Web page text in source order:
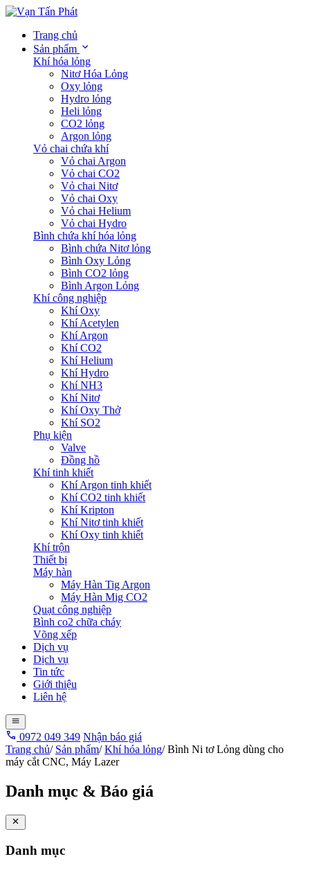
Trang chủ
Sản phẩm
Khí hóa lỏng
Nitơ Hóa Lỏng
Oxy lỏng
Hydro lỏng
Heli lỏng
CO2 lỏng
Argon lỏng
Vỏ chai chứa khí
Vỏ chai Argon
Vỏ chai CO2
Vỏ chai Nitơ
Vỏ chai Oxy
Vỏ chai Helium
Vỏ chai Hydro
Bình chứa khí hóa lỏng
Bình chứa Nitơ lỏng
Bình Oxy Lỏng
Bình CO2 lỏng
Bình Argon Lỏng
Khí công nghiệp
Khí Oxy
Khí Acetylen
Khí Argon
Khí CO2
Khí Helium
Khí Hydro
Khí NH3
Khí Nitơ
Khí Oxy Thở
Khí SO2
Phụ kiện
Valve
Đồng hồ
Khí tinh khiết
Khí Argon tinh khiết
Khí CO2 tinh khiết
Khí Kripton
Khí Nitơ tinh khiết
Khí Oxy tinh khiết
Khí trộn
Thiết bị
Máy hàn
Máy Hàn Tig Argon
Máy Hàn Mig CO2
Quạt công nghiệp
Bình co2 chữa cháy
Võng xếp
Dịch vụ
Dịch vụ
Tin tức
Giới thiệu
Liên hệ
0972 049 349 Nhận báo giá
Trang chủ/ Sản phẩm/ Khí hóa lỏng/ Bình Ni tơ Lỏng dùng cho
máy cắt CNC, Máy Lazer
Danh mục & Báo giá
Danh mục